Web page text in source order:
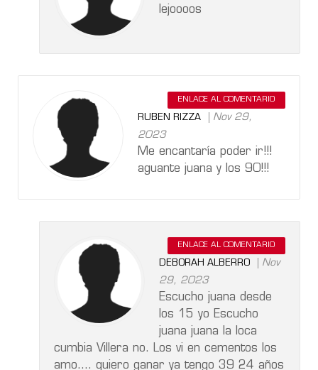
lejoooos
ENLACE AL COMENTARIO
RUBEN RIZZA
Nov 29,
2023
Me encantaría poder ir!!!
aguante juana y los 90!!!
ENLACE AL COMENTARIO
DEBORAH ALBERRO
Nov
29, 2023
Escucho juana desde
los 15 yo Escucho
juana juana la loca
cumbia Villera no. Los vi en cementos los
amo.... quiero ganar ya tengo 39 24 años